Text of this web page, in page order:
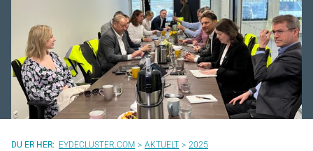
EYDECLUSTER.COM AKTUELT
2025